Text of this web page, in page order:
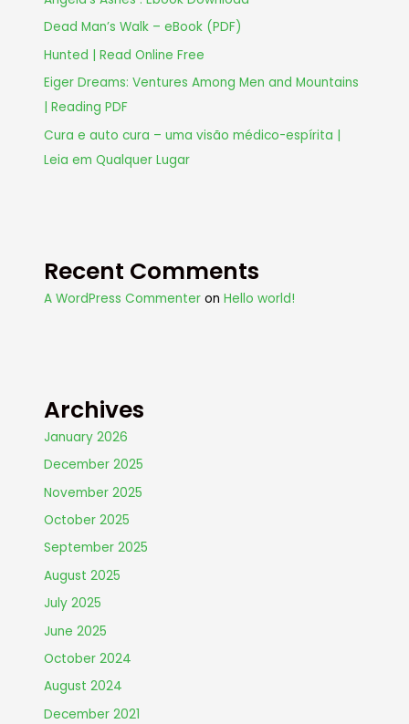
Dead Man’s Walk – eBook (PDF)
Hunted | Read Online Free
Eiger Dreams: Ventures Among Men and Mountains
| Reading PDF
Cura e auto cura – uma visão médico-espírita |
Leia em Qualquer Lugar
Recent Comments
A WordPress Commenter onHello world!
Archives
January 2026
December 2025
November 2025
October 2025
September 2025
August 2025
July 2025
June 2025
October 2024
August 2024
December 2021